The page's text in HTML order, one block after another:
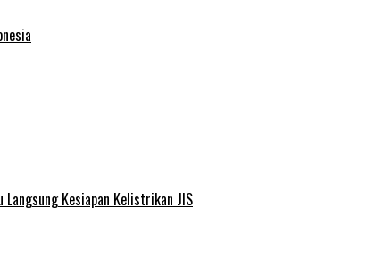
Langsung Kesiapan Kelistrikan JIS